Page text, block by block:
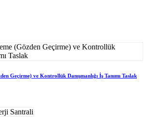
Geçirme) ve Kontrollük Danışmanlığı İş Tanımı Taslak